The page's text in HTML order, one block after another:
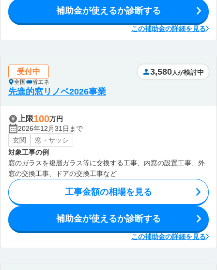
補助金が使えるか診断する
この補助金の詳細を見る
受付中
全国 省エネ
3,580 人が検討中
先進的窓リノベ2026事業
上限100万円
2026年12月31日まで
玄関
窓・サッシ
対象工事の例
窓のガラスを複層ガラス等に交換する工事、内窓の設置工事、外
窓の交換工事、ドアの交換工事など
工事金額の相場を見る
補助金が使えるか診断する
この補助金の詳細を見る